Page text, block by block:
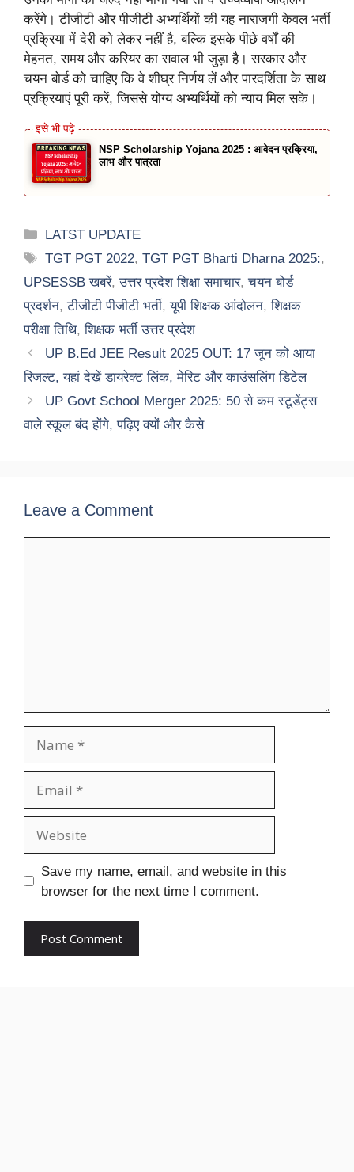
करेंगे। टीजीटी और पीजीटी अभ्यर्थियों की यह नाराजगी केवल भर्ती
प्रक्रिया में देरी को लेकर नहीं है, बल्कि इसके पीछे वर्षों की
मेहनत, समय और करियर का सवाल भी जुड़ा है। सरकार और
चयन बोर्ड को चाहिए कि वे शीघ्र निर्णय लें और पारदर्शिता के साथ
प्रक्रियाएं पूरी करें, जिससे योग्य अभ्यर्थियों को न्याय मिल सके।
NSP Scholarship Yojana 2025 : आवेदन प्रक्रिया,
लाभ और पात्रता
Categories
LATST UPDATE
Tags
TGT PGT 2022,TGT PGT Bharti Dharna 2025:,
UPSESSB खबरें,उत्तर प्रदेश शिक्षा समाचार,चयन बोर्ड
प्रदर्शन,टीजीटी पीजीटी भर्ती,यूपी शिक्षक आंदोलन,शिक्षक
परीक्षा तिथि,शिक्षक भर्ती उत्तर प्रदेश
UP B.Ed JEE Result 2025 OUT: 17 जून को आया
रिजल्ट, यहां देखें डायरेक्ट लिंक, मेरिट और काउंसलिंग डिटेल
UP Govt School Merger 2025: 50 से कम स्टूडेंट्स
वाले स्कूल बंद होंगे, पढ़िए क्यों और कैसे
Leave a Comment
Save my name, email, and website in this
browser for the next time I comment.